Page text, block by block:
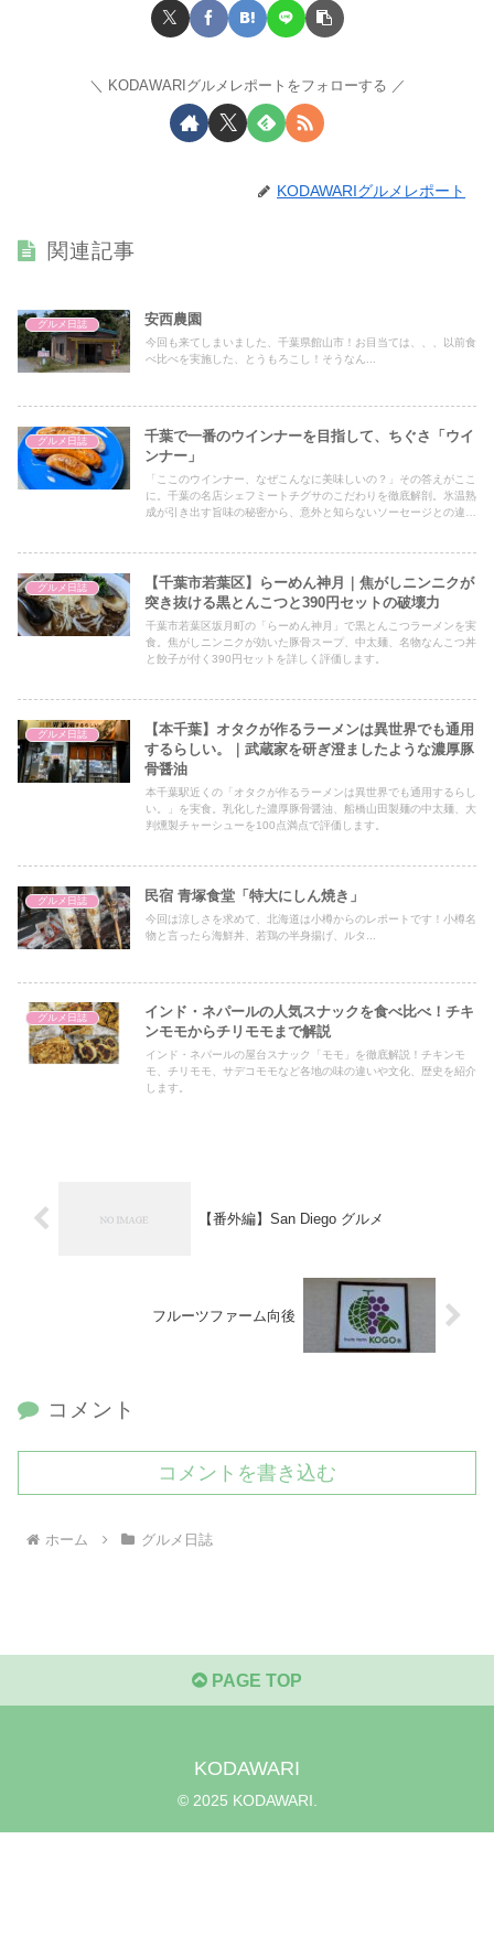
KODAWARIグルメレポートをフォローする
KODAWARIグルメレポート
関連記事
グルメ日誌 安西農園
今回も来てしまいました、千葉県館山市！お目当ては、、、以前食
べ比べを実施した、とうもろこし！そうなん...
グルメ日誌
千葉で一番のウインナーを目指して、ちぐさ「ウイ
ンナー」
「ここのウインナー、なぜこんなに美味しいの？」その答えがここ
に。千葉の名店シェフミートチグサのこだわりを徹底解剖。氷温熟
成が引き出す旨味の秘密から、意外と知らないソーセージとの違い
グルメ日誌
【千葉市若葉区】らーめん神月｜焦がしニンニクが
突き抜ける黒とんこつと390円セットの破壊力
千葉市若葉区坂月町の「らーめん神月」で黒とんこつラーメンを実
食。焦がしニンニクが効いた豚骨スープ、中太麺、名物なんこつ丼
と餃子が付く390円セットを詳しく評価します。
グルメ日誌
【本千葉】オタクが作るラーメンは異世界でも通用
するらしい。｜武蔵家を研ぎ澄ましたような濃厚豚
骨醤油
本千葉駅近くの「オタクが作るラーメンは異世界でも通用するらし
い。」を実食。乳化した濃厚豚骨醤油、船橋山田製麺の中太麺、大
判燻製チャーシューを100点満点で評価します。
グルメ日誌 民宿 青塚食堂「特大にしん焼き」
今回は涼しさを求めて、北海道は小樽からのレポートです！小樽名
物と言ったら海鮮丼、若鶏の半身揚げ、ルタ...
グルメ日誌
インド・ネパールの人気スナックを食べ比べ！チキ
ンモモからチリモモまで解説
インド・ネパールの屋台スナック「モモ」を徹底解説！チキンモ
モ、チリモモ、サデコモモなど各地の味の違いや文化、歴史を紹介
します。
【番外編】San Diego グルメ
フルーツファーム向後
コメント
コメントを書き込む
ホーム グルメ日誌
PAGE TOP
KODAWARI
© 2025 KODAWARI.